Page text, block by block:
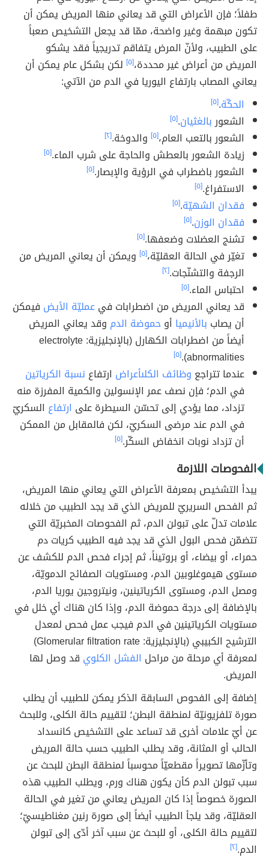
طفلاً؛ فإن الأعراض التي قد يعاني منها المريض يمكن أن
تكون مبهمة وغير واضحة، ممّا قد يجعل التشخيص صعباً
على الطبيب، ولأنّ المرض يتفاقم تدريجياً فقد يشكو
المريض من أعراض غير محددة،[٥]
لكن بشكل عام يمكن أن
يعاني المصاب بارتفاع اليوريا في الدم من الآتي:
الحكّة.[٥]
الشعوربالغثيان.[٥]
الشعور بالتعب العام،[٥] والدوخة.[٢]
زيادة الشعور بالعطش والحاجة على شرب الماء.[٥]
الشعور باضطراب في الرؤية والإبصار.[٥]
الاستفراغ.[٥]
فقدان الشهيّة.[٥]
فقدان الوزن.[٥]
تشنج العضلات وضعفها.[٥]
تغيّر في الحالة العقليّة،[٥] ويمكن أن يعاني المريض من
الرجفة والتشنّجات.[٢]
احتباس الماء.[٥]
قد يعاني المريض من اضطرابات فيعمليّة الأيض فيمكن
أن يصاب بالأنيميا أوحموضة الدم وقد يعاني المريض
أيضاً من اضطرابات الكهارل (بالإنجليزية: electrolyte
abnormalities). [٥]
عندما تتراجع وظائف الكلىأعراض ارتفاع نسبة الكرياتين
في الدم؛ فإن نصف عمر الإنسولين والكمية المفرزة منه
تزداد، مما يؤدي إلى تحسّن السيطرة على ارتفاع السكريّ
في الدم عند مرضى السكريّ، لكن فالمقابل من الممكن
أن تزداد نوبات انخفاض السكّر.[٥]
الفحوصات اللازمة
يبدأ التشخيص بمعرفة الأعراض التي يعاني منها المريض،
ثم الفحص السريريّ للمريض الذي قد يجد الطبيب من خلاله
علامات تدلّ على تبولن الدم، ثم الفحوصات المخبريّة التي
تتضمّن فحص البول الذي قد يجد فيه الطبيب كريات دم
حمراء، أو بيضاء، أو بروتيناً، ثم إجراء فحص الدم للكشف عن
مستوى هيموغلوبين الدم، ومستويات الصفائح الدمويّة،
ومصل الدم، ومستوى الكرياتينين، ونيتروجين يوريا الدم،
بالإضافة إلى درجة حموضة الدم، وإذا كان هناك أي خلل في
مستويات الكرياتينين في الدم فيجب عمل فحص لمعدل
الترشيح الكبيبي (بالإنجليزية: Glomerular filtration rate)
لمعرفة أي مرحلة من مراحل الفشل الكلوي قد وصل لها
المريض.
إضافة إلى الفحوص السابقة الذكر يمكن للطبيب أن يطلب
صورة تلفزيونيّة لمنطقة البطن؛ لتقييم حالة الكلى، وللبحث
عن أيّ علامات أخرى قد تساعد على التشخيص كانسداد
الحالب أو المثانة، وقد يطلب الطبيب حسب حالة المريض
وتأزّمها تصويراً مقطعيّاً محوسباً لمنطقة البطن للبحث عن
سبب تبولن الدم كأن يكون هناك ورم، ويطلب الطبيب هذه
الصورة خصوصاً إذا كان المريض يعاني من تغير في الحالة
العقليّة، وقد يلجأ الطبيب أيضاً إلى صورة رنين مغناطيسيّ؛
لتقييم حالة الكلى، أو للبحث عن سبب آخر أدّى إلى تبولن
الدم.[٢]